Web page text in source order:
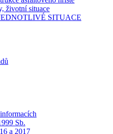
životní situace
SITUACE
Sb.
a 2017